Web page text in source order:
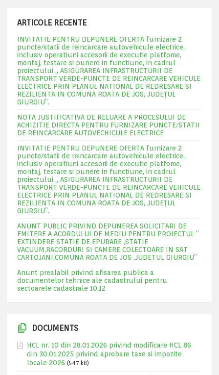
ARTICOLE RECENTE
INVITATIE PENTRU DEPUNERE OFERTA furnizare 2
puncte/statii de reincarcare autovehicule electrice,
inclusiv operatiuni accesorii de executie platfome,
montaj, testare si punere in functiune, in cadrul
proiectului „ ASIGURAREA INFRASTRUCTURII DE
TRANSPORT VERDE-PUNCTE DE REINCARCARE VEHICULE
ELECTRICE PRIN PLANUL NATIONAL DE REDRESARE SI
REZILIENTA IN COMUNA ROATA DE JOS, JUDEŢUL
GIURGIU”.
NOTA JUSTIFICATIVA DE RELUARE A PROCESULUI DE
ACHIZITIE DIRECTA PENTRU FURNIZARE PUNCTE/STATII
DE REINCARCARE AUTOVECHICULE ELECTRICE
INVITATIE PENTRU DEPUNERE OFERTA furnizare 2
puncte/statii de reincarcare autovehicule electrice,
inclusiv operatiuni accesorii de executie platfome,
montaj, testare si punere in functiune, in cadrul
proiectului „ ASIGURAREA INFRASTRUCTURII DE
TRANSPORT VERDE-PUNCTE DE REINCARCARE VEHICULE
ELECTRICE PRIN PLANUL NATIONAL DE REDRESARE SI
REZILIENTA IN COMUNA ROATA DE JOS, JUDEŢUL
GIURGIU”.
ANUNT PUBLIC PRIVIND DEPUNEREA SOLICITARI DE
EMITERE A ACORDULUI DE MEDIU PENTRU PROIECTUL ”
EXTINDERE STATIE DE EPURARE ,STATIE
VACUUM,RACORDURI SI CAMERE COLECTOARE IN SAT
CARTOJANI,COMUNA ROATA DE JOS ,JUDETUL GIURGIU”
Anunt prealabil privind afisarea publica a
documentelor tehnice ale cadastrului pentru
sectoarele cadastrale 10,12
DOCUMENTS
HCL nr. 10 din 28.01.2026 privind modificare HCL 86
din 30.01.2025 privind aprobare taxe si impozite
locale 2026 (547 kB)